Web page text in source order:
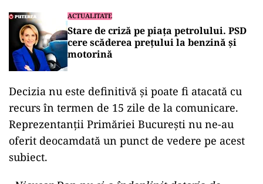
ACTUALITATE
Stare de criză pe piața petrolului. PSD
cere scăderea prețului la benzină și
motorină
Decizia nu este definitivă și poate fi atacată cu
recurs în termen de 15 zile de la comunicare.
Reprezentanții Primăriei București nu ne-au
oferit deocamdată un punct de vedere pe acest
subiect.